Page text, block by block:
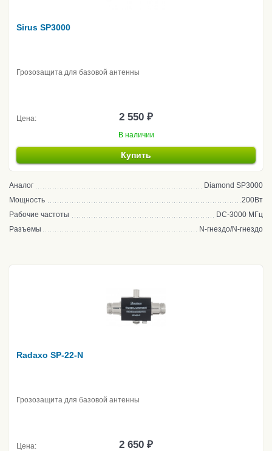
Sirus SP3000
Грозозащита для базовой антенны
Цена: 2 550 ₽
В наличии
Купить
Аналог
Diamond SP3000
Мощность
200Вт
Рабочие частоты
DC-3000 МГц
Разъемы
N-гнездо/N-гнездо
Radaxo SP-22-N
Грозозащита для базовой антенны
Цена: 2 650 ₽